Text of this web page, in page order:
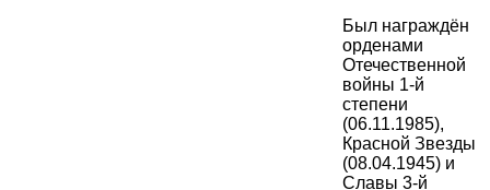
Был награждён
орденами
Отечественной
войны 1-й
степени
(06.11.1985),
Красной Звезды
(08.04.1945) и
Славы 3-й